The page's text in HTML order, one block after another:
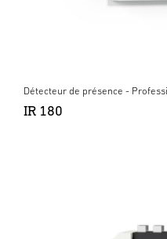
Détecteur de présence -
IR 180